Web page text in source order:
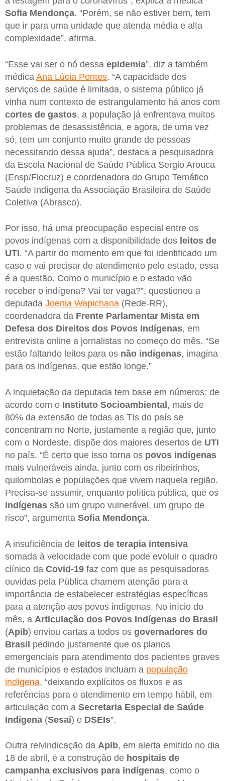
Sofia Mendonça. “Porém, se não estiver bem, tem
que ir para uma unidade que atenda média e alta
complexidade”, afirma.
“Esse vai ser o nó dessa epidemia”, diz a também
médica Ana Lúcia Pontes. “A capacidade dos
serviços de saúde é limitada, o sistema público já
vinha num contexto de estrangulamento há anos com
cortes de gastos, a população já enfrentava muitos
problemas de desassistência, e agora, de uma vez
só, tem um conjunto muito grande de pessoas
necessitando dessa ajuda”, destaca a pesquisadora
da Escola Nacional de Saúde Pública Sergio Arouca
(Ensp/Fiocruz) e coordenadora do Grupo Temático
Saúde Indígena da Associação Brasileira de Saúde
Coletiva (Abrasco).
Por isso, há uma preocupação especial entre os
povos indígenas com a disponibilidade dos leitos de
UTI. “A partir do momento em que foi identificado um
caso e vai precisar de atendimento pelo estado, essa
é a questão. Como o município e o estado vão
receber o indígena? Vai ter vaga?”, questionou a
deputada Joenia Wapichana (Rede-RR),
coordenadora da Frente Parlamentar Mista em
Defesa dos Direitos dos Povos Indígenas, em
entrevista online a jornalistas no começo do mês. “Se
estão faltando leitos para os não indígenas, imagina
para os indígenas, que estão longe.”
A inquietação da deputada tem base em números: de
acordo com o Instituto Socioambiental, mais de
80% da extensão de todas as TIs do país se
concentram no Norte, justamente a região que, junto
com o Nordeste, dispõe dos maiores desertos de UTI
no país. “É certo que isso torna os povos indígenas
mais vulneráveis ainda, junto com os ribeirinhos,
quilombolas e populações que vivem naquela região.
Precisa-se assumir, enquanto política pública, que os
indígenas são um grupo vulnerável, um grupo de
risco”, argumenta Sofia Mendonça.
A insuficiência de leitos de terapia intensiva
somada à velocidade com que pode evoluir o quadro
clínico da Covid-19 faz com que as pesquisadoras
ouvidas pela Pública chamem atenção para a
importância de estabelecer estratégias específicas
para a atenção aos povos indígenas. No início do
mês, a Articulação dos Povos Indígenas do Brasil
(Apib) enviou cartas a todos os governadores do
Brasil pedindo justamente que os planos
emergenciais para atendimento dos pacientes graves
de municípios e estados incluam a população
indígena, “deixando explícitos os fluxos e as
referências para o atendimento em tempo hábil, em
articulação com a Secretaria Especial de Saúde
Indígena (Sesai) e DSEIs”.
Outra reivindicação da Apib, em alerta emitido no dia
18 de abril, é a construção de hospitais de
campanha exclusivos para indígenas, como o